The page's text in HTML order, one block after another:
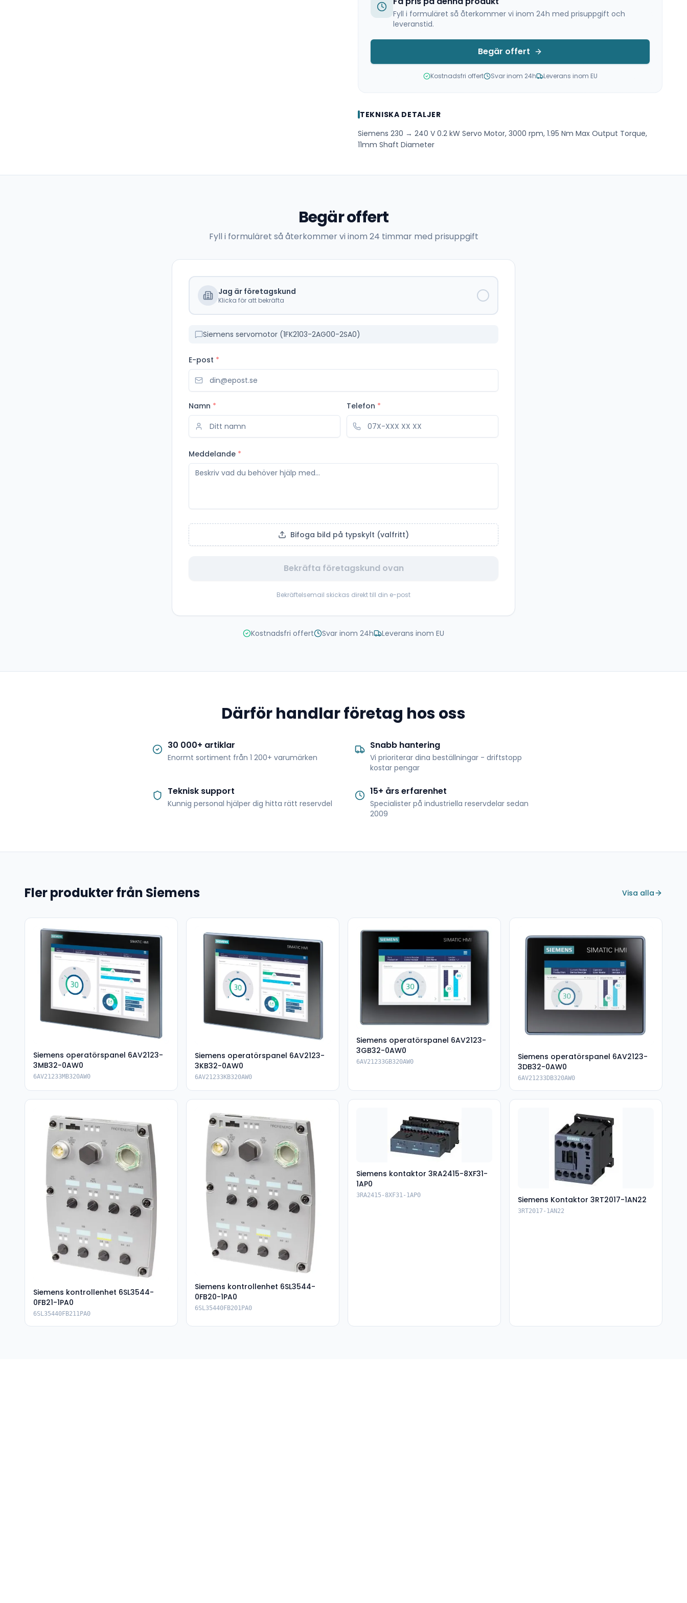
Fyll i formuläret så återkommer vi inom 24h med prisuppgift och
leveranstid.
Begär offert
Kostnadsfri offert Svar inom 24h Leverans inom EU
TEKNISKA DETALJER
Siemens 230 → 240 V 0.2 kW Servo Motor, 3000 rpm, 1.95 Nm Max Output Torque,
11mm Shaft Diameter
Begär offert
Fyll i formuläret så återkommer vi inom 24 timmar med prisuppgift
Jag är företagskund
Klicka för att bekräfta
Siemens servomotor (1FK2103-2AG00-2SA0)
E-post *
Namn * Telefon *
Meddelande *
Bifoga bild på typskylt (valfritt)
Bekräfta företagskund ovan
Bekräftelsemail skickas direkt till din e-post
Kostnadsfri offert Svar inom 24h Leverans inom EU
Därför handlar företag hos oss
30 000+ artiklar
Enormt sortiment från 1 200+ varumärken
Snabb hantering
Vi prioriterar dina beställningar - driftstopp
kostar pengar
Teknisk support
Kunnig personal hjälper dig hitta rätt reservdel
15+ års erfarenhet
Specialister på industriella reservdelar sedan
2009
Fler produkter från Siemens Visa alla
Siemens operatörspanel 6AV2123-
3MB32-0AW0
6AV21233MB320AW0
Siemens operatörspanel 6AV2123-
3KB32-0AW0
6AV21233KB320AW0
Siemens operatörspanel 6AV2123-
3GB32-0AW0
6AV21233GB320AW0
Siemens operatörspanel 6AV2123-
3DB32-0AW0
6AV21233DB320AW0
Siemens kontrollenhet 6SL3544-
0FB21-1PA0
6SL35440FB211PA0
Siemens kontrollenhet 6SL3544-
0FB20-1PA0
6SL35440FB201PA0
Siemens kontaktor 3RA2415-8XF31-
1AP0
3RA2415-8XF31-1AP0 Siemens Kontaktor 3RT2017-1AN22
3RT2017-1AN22